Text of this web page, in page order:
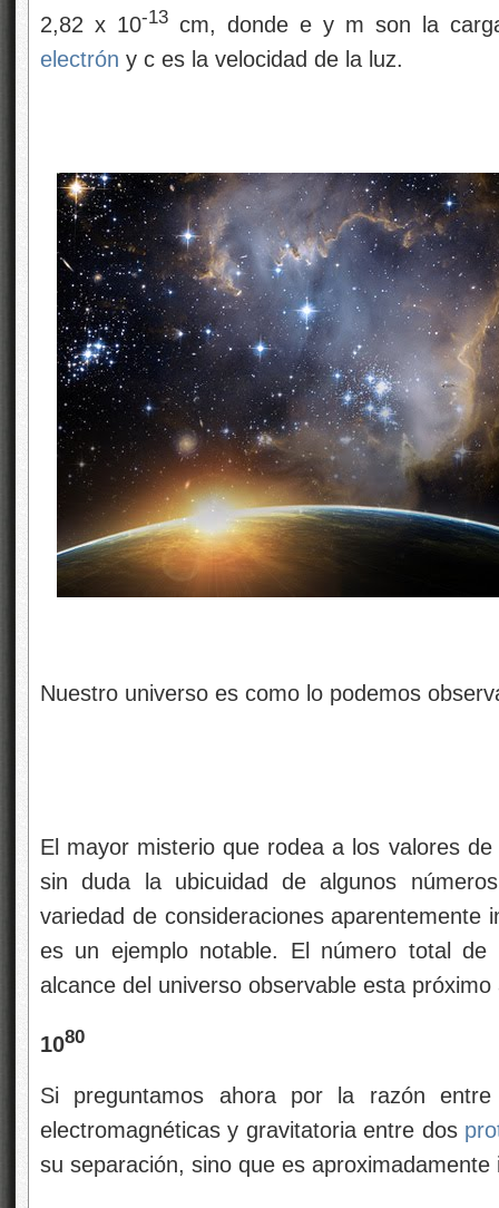
2,82 x 10-13 cm, donde e y m son la
electrón y c es la velocidad de la luz.
Nuestro universo es como lo podemos
El mayor misterio que rodea a los valores
sin duda la ubicuidad de algunos
variedad de consideraciones aparentemente
es un ejemplo notable. El número total de
alcance del universo observable esta próximo
1080
Si preguntamos ahora por la razón
electromagnéticas y gravitatoria entre dos
su separación, sino que es aproximadamente